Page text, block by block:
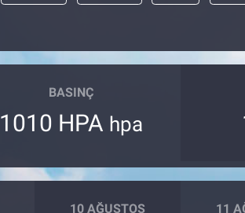
BASINÇ
1010 HPA hpa
10 AĞUSTOS 11